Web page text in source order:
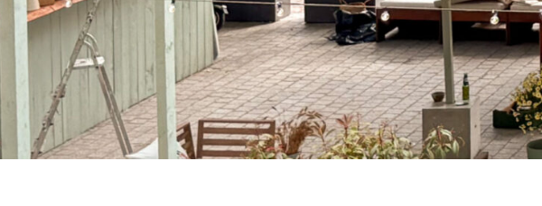
Nos certifications
Bulletins de sécurité
Certificats X509
for Files in Transit
for Emails
for Disks and Laptops